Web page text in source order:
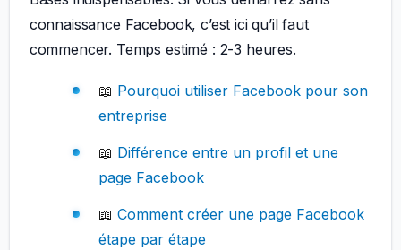
connaissance Facebook, c’est ici qu’il faut
commencer. Temps estimé : 2-3 heures.
📖 Pourquoi utiliser Facebook pour son
entreprise
📖 Différence entre un profil et une
page Facebook
📖 Comment créer une page Facebook
étape par étape